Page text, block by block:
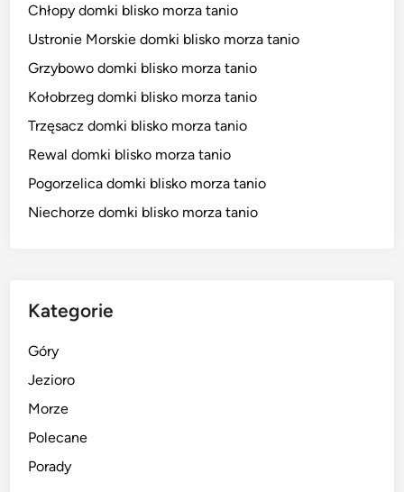
Chłopy domki blisko morza tanio
Ustronie Morskie domki blisko morza tanio
Grzybowo domki blisko morza tanio
Kołobrzeg domki blisko morza tanio
Trzęsacz domki blisko morza tanio
Rewal domki blisko morza tanio
Pogorzelica domki blisko morza tanio
Niechorze domki blisko morza tanio
Kategorie
Góry
Jezioro
Morze
Polecane
Porady